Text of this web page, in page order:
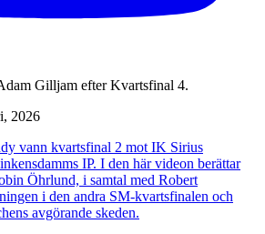
Gilljam efter Kvartsfinal 4.
2026